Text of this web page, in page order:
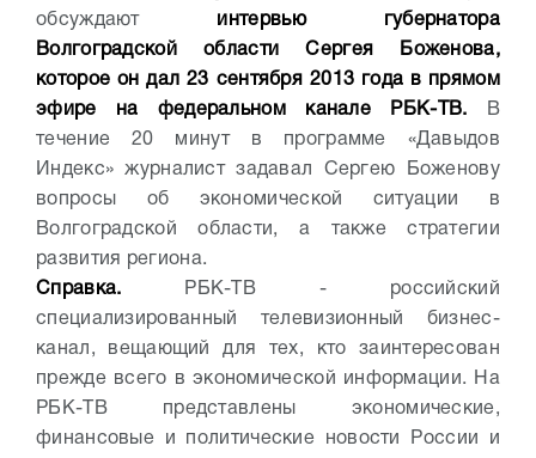
обсуждают
интервью губернатора
Волгоградской области Сергея Боженова,
которое он дал 23 сентября 2013 года в прямом
эфире на федеральном канале РБК-ТВ. В
течение 20 минут в программе «Давыдов
Индекс» журналист задавал Сергею Боженову
вопросы об экономической ситуации в
Волгоградской области, а также стратегии
развития региона.
Справка.
РБК-ТВ - российский
специализированный телевизионный бизнес-
канал, вещающий для тех, кто заинтересован
прежде всего в экономической информации. На
РБК-ТВ представлены экономические,
финансовые и политические новости России и